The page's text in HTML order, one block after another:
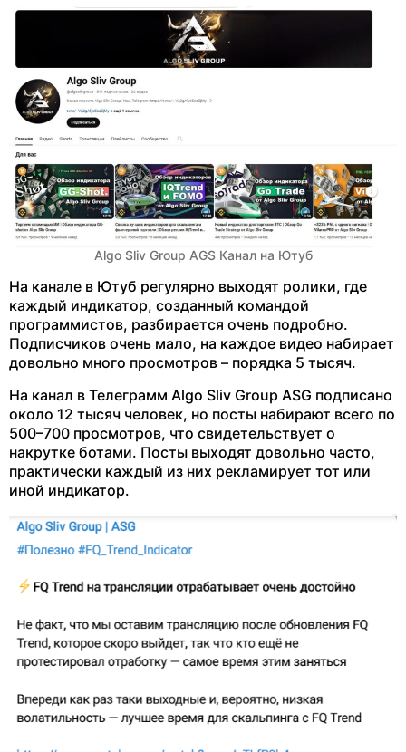
Algo Sliv Group AGS Канал на Ютуб
На канале в Ютуб регулярно выходят ролики, где
каждый индикатор, созданный командой
программистов, разбирается очень подробно.
Подписчиков очень мало, на каждое видео набирает
довольно много просмотров – порядка 5 тысяч.
На канал в Телеграмм Algo Sliv Group ASG подписано
около 12 тысяч человек, но посты набирают всего по
500–700 просмотров, что свидетельствует о
накрутке ботами. Посты выходят довольно часто,
практически каждый из них рекламирует тот или
иной индикатор.